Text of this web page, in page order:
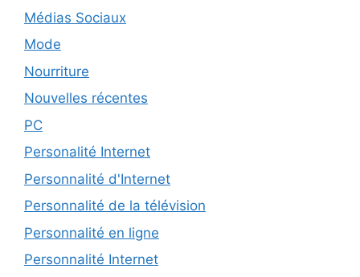
Médias Sociaux
Mode
Nourriture
Nouvelles récentes
PC
Personalité Internet
Personnalité d'Internet
Personnalité de la télévision
Personnalité en ligne
Personnalité Internet